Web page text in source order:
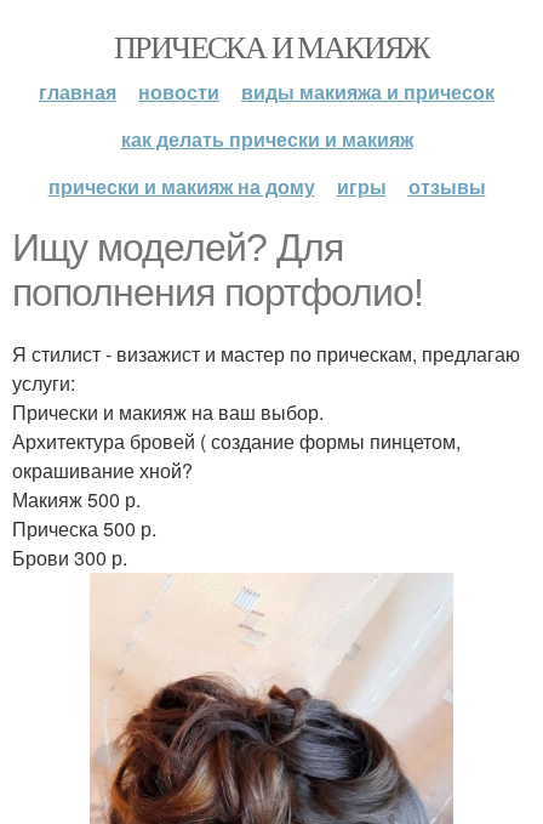
ПРИЧЕСКА И МАКИЯЖ
главная новости
виды макияжа и причесок
как делать прически и макияж
прически и макияж на дому
игры отзывы
Ищу моделей? Для
пополнения портфолио!
Я стилист - визажист и мастер по прическам, предлагаю
услуги:
Прически и макияж на ваш выбор.
Архитектура бровей ( создание формы пинцетом,
окрашивание хной?
Макияж 500 р.
Прическа 500 р.
Брови 300 р.